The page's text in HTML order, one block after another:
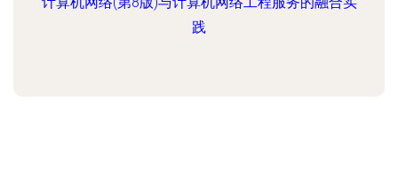
践